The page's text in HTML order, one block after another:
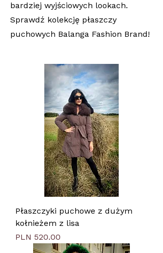
bardziej wyjściowych lookach.
Sprawdź kolekcję płaszczy
puchowych Balanga Fashion Brand!
Płaszczyki puchowe z dużym
kołnieżem z lisa
Price
PLN 520.00